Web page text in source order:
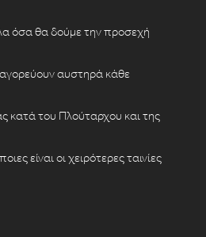
θα δούμε την προσεχή
αυστηρά κάθε
κατά του Πλούταρχου και της
είναι οι χειρότερες ταινίες